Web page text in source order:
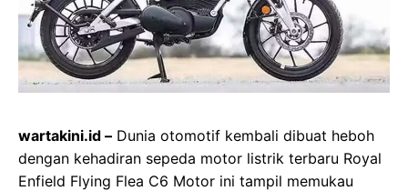
wartakini.id – Dunia otomotif kembali dibuat heboh
dengan kehadiran sepeda motor listrik terbaru Royal
Enfield Flying Flea C6 Motor ini tampil memukau